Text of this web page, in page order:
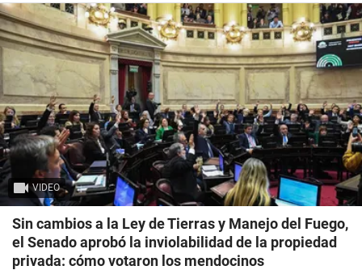
VIDEO
Sin cambios a la Ley de Tierras y Manejo del Fuego,
el Senado aprobó la inviolabilidad de la propiedad
privada: cómo votaron los mendocinos